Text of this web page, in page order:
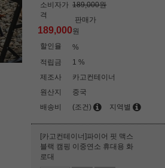
소비자가
격
189,000원
판매가
189,000원
할인율
%
적립금
1 %
제조사
카고컨테이너
원산지
중국
배송비
(조건) 지역별
[카고컨테이너]파이어 핏 맥스
블랙 캠핑 이중연소 휴대용 화
로대